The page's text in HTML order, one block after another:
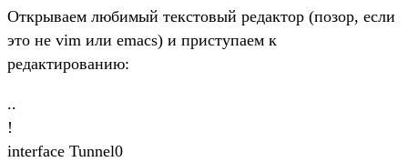
Открываем любимый текстовый редактор (позор, если
это не vim или emacs) и приступаем к
редактированию:
..
!
interface Tunnel0